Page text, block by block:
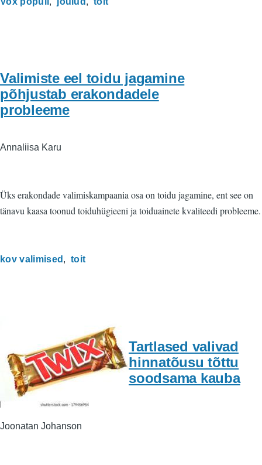
Valimiste eel toidu jagamine
põhjustab erakondadele
probleeme
Annaliisa Karu
Üks erakondade valimiskampaania osa on toidu jagamine, ent see on
tänavu kaasa toonud toiduhügieeni ja toiduainete kvaliteedi probleeme.
kov valimised toit
Tartlased valivad
hinnatõusu tõttu
soodsama kauba
Joonatan Johanson